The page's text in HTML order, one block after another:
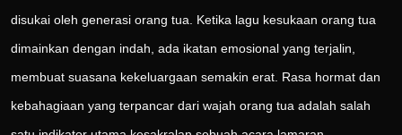
disukai oleh generasi orang tua. Ketika lagu kesukaan orang tua
dimainkan dengan indah, ada ikatan emosional yang terjalin,
membuat suasana kekeluargaan semakin erat. Rasa hormat dan
kebahagiaan yang terpancar dari wajah orang tua adalah salah